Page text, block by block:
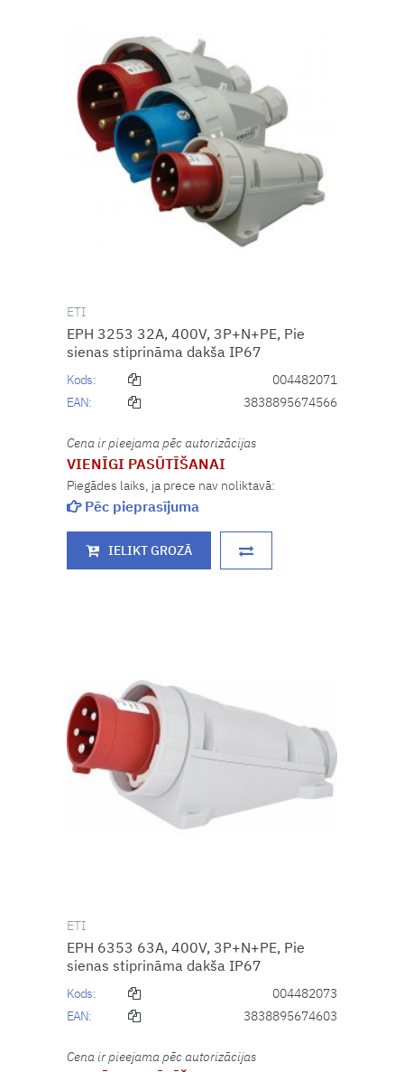
ETI
EPH 3253 32A, 400V, 3P+N+PE, Pie
sienas stiprināma dakša IP67
Kods:
004482071
EAN:
3838895674566
Cena ir pieejama pēc autorizācijas
VIENĪGI PASŪTĪŠANAI
Piegādes laiks, ja prece nav noliktavā:
Pēc pieprasījuma
IELIKT GROZĀ
ETI
EPH 6353 63A, 400V, 3P+N+PE, Pie
sienas stiprināma dakša IP67
Kods:
004482073
EAN:
3838895674603
Cena ir pieejama pēc autorizācijas